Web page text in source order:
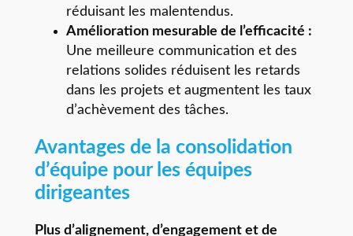
réduisant les malentendus.
Amélioration mesurable de l’efficacité :
Une meilleure communication et des
relations solides réduisent les retards
dans les projets et augmentent les taux
d’achèvement des tâches.
Avantages de la consolidation
d’équipe pour les équipes
dirigeantes
Plus d’alignement, d’engagement et de